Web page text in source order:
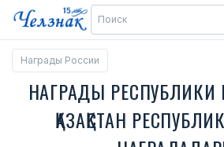
Награды России
НАГРАДЫ РЕСПУБЛИКИ
ҚАЗАҚСТАН